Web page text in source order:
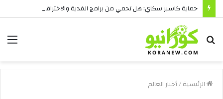
بحث
عن
الرئيسية/أخبار العالم